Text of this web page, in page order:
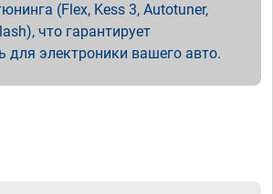
(Flex, Kess 3, Autotuner,
что гарантирует
для электроники вашего авто.